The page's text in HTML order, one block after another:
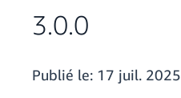
3.0.0
Publié le: 17 juil. 2025